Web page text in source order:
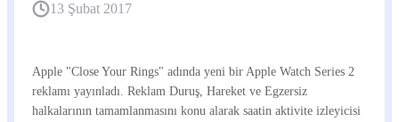
13 Şubat 2017
Apple "Close Your Rings" adında yeni bir Apple Watch Series 2
reklamı yayınladı. Reklam Duruş, Hareket ve Egzersiz
halkalarının tamamlanmasını konu alarak saatin aktivite izleyicisi